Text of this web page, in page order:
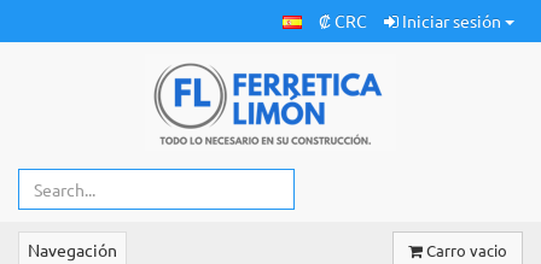
₡ CRC Iniciar sesión
Navegación Carro vacio